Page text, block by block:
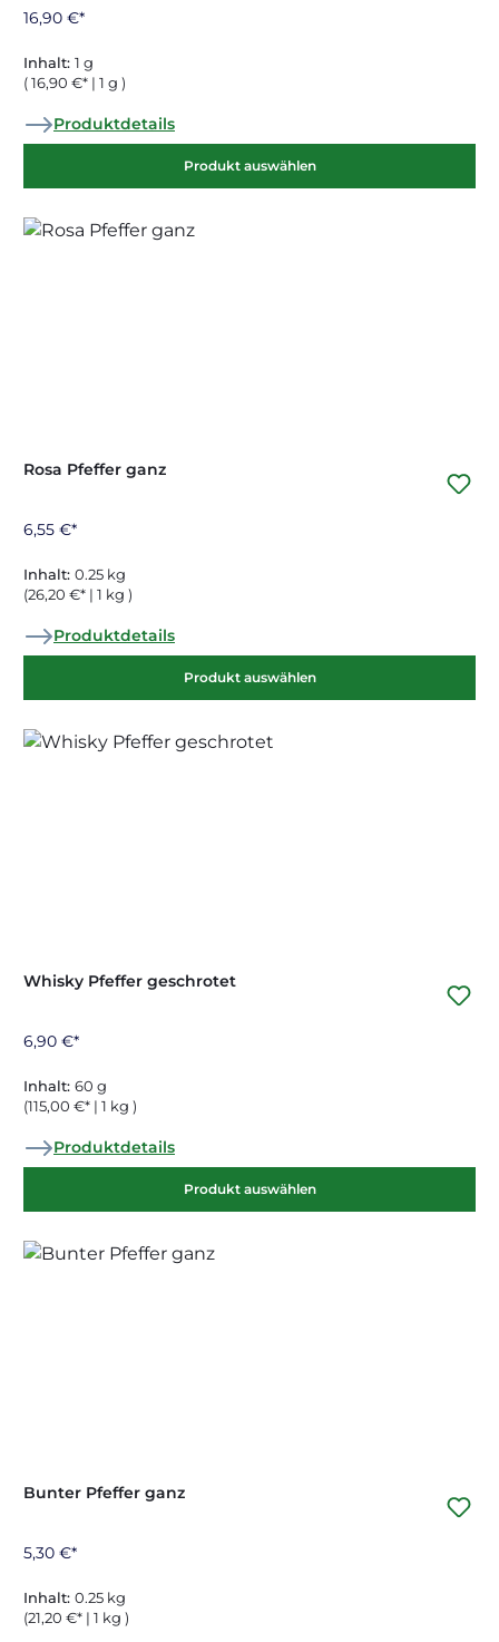
16,90 €*
Inhalt: 1 g
( 16,90 €* | 1 g )
Produktdetails
Produkt auswählen
Rosa Pfeffer ganz
6,55 €*
Inhalt: 0.25 kg
(26,20 €* | 1 kg )
Produktdetails
Produkt auswählen
Whisky Pfeffer geschrotet
6,90 €*
Inhalt: 60 g
(115,00 €* | 1 kg )
Produktdetails
Produkt auswählen
Bunter Pfeffer ganz
5,30 €*
Inhalt: 0.25 kg
(21,20 €* | 1 kg )